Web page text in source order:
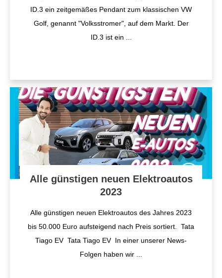
ID.3 ein zeitgemäßes Pendant zum klassischen VW
Golf, genannt "Volksstromer", auf dem Markt. Der
ID.3 ist ein
Alle günstigen neuen Elektroautos
2023
Alle günstigen neuen Elektroautos des Jahres 2023
bis 50.000 Euro aufsteigend nach Preis sortiert. Tata
Tiago EV Tata Tiago EV In einer unserer News-
Folgen haben wir